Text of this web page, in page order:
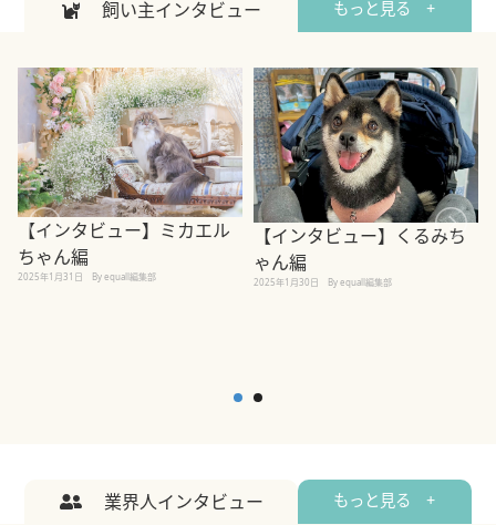
飼い主インタビュー もっと見る +
【インタビュー】ミカエル
ちゃん編
2025年1月31日 By equall編集部
【インタビュー】くるみち
ゃん編
2025年1月30日 By equall編集部
業界人インタビュー もっと見る +